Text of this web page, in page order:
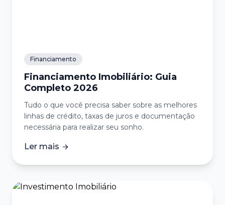
Financiamento
Financiamento Imobiliário: Guia
Completo 2026
Tudo o que você precisa saber sobre as melhores
linhas de crédito, taxas de juros e documentação
necessária para realizar seu sonho.
Ler mais